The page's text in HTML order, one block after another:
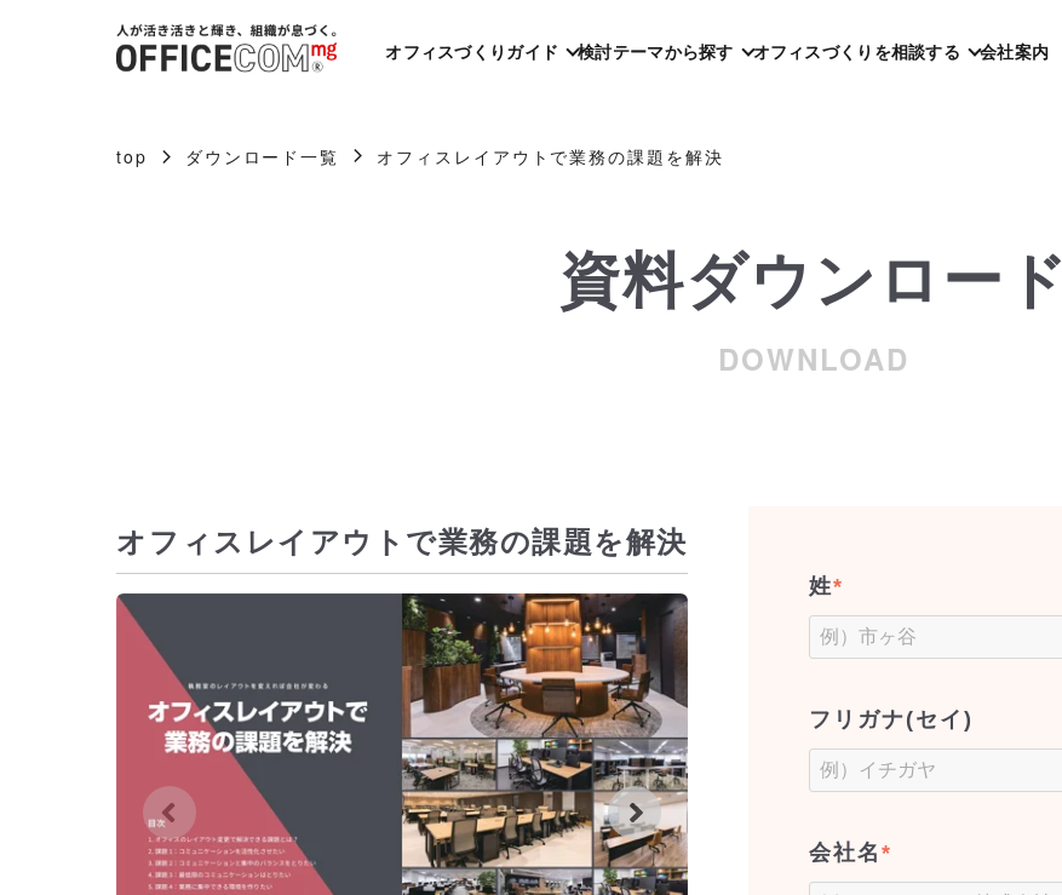
オフィスづくりガイド 検討テーマから探す オフィスづくりを相談する 会社案内
top ダウンロード一覧 オフィスレイアウトで業務の課題を解決
資料ダウンロード
DOWNLOAD
オフィスレイアウトで業務の課題を解決
姓*
フリガナ(セイ)
会社名*